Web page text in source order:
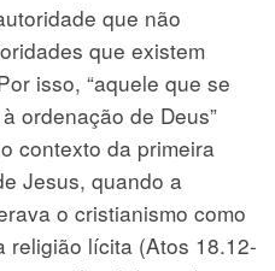
que não
que existem
isso, “aquele que se
ordenação de Deus”
contexto da primeira
Jesus, quando a
o cristianismo como
religião lícita (Atos 18.12-